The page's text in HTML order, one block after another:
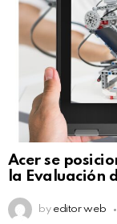
Acer se
la Evaluación
by editor web